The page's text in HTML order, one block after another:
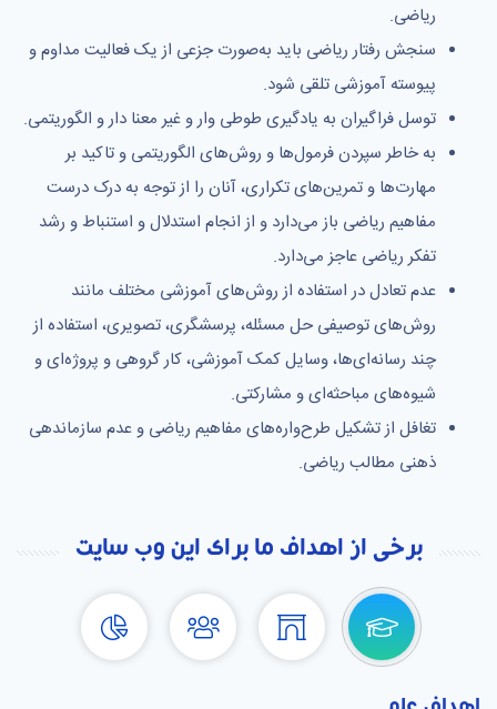
ریاضی.
سنجش رفتار ریاضی باید به‌صورت جزعی از یک فعالیت مداوم و
پیوسته آموزشی تلقی شود.
توسل فراگیران به یادگیری طوطی وار و غیر معنا دار و الگوریتمی.
به خاطر سپردن فرمول‌ها و روش‌های الگوریتمی و تاکید بر
مهارت‌ها و تمرین‌های تکراری، آنان را از توجه به درک درست
مفاهیم ریاضی باز می‌دارد و از انجام استدلال و استنباط و رشد
تفکر ریاضی عاجز می‌دارد.
عدم تعادل در استفاده از روش‌های آموزشی مختلف مانند
روش‌های توصیفی حل مسئله، پرسشگری، تصویری، استفاده از
چند رسانه‌ای‌ها، وسایل کمک آموزشی، کار گروهی و پروژه‌ای و
شیوه‌های مباحثه‌ای و مشارکتی.
تغافل از تشکیل طرح‌واره‌های مفاهیم ریاضی و عدم سازماندهی
ذهنی مطالب ریاضی.
برخی از اهداف ما برای این وب سایت